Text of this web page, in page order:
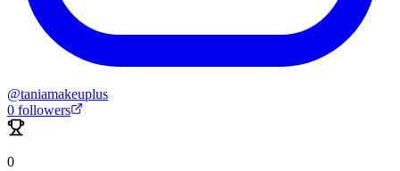
@taniamakeuplus
0 followers
0